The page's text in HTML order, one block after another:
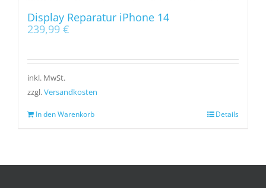
Display Reparatur iPhone 14
239,99 €
inkl. MwSt.
zzgl.Versandkosten
In den Warenkorb Details